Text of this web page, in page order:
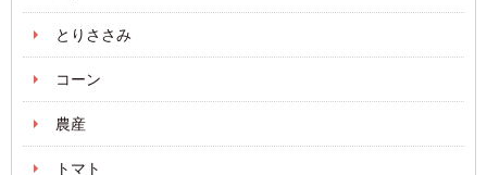
とりささみ
コーン
農産
トマト